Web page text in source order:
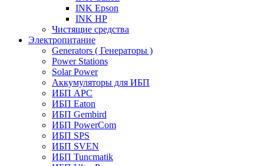
INK Epson
INK HP
Чистящие средства
Электропитание
Generators ( Генераторы )
Power Stations
Solar Power
Аккумуляторы для ИБП
ИБП APC
ИБП Eaton
ИБП Gembird
ИБП PowerCom
ИБП SPS
ИБП SVEN
ИБП Tuncmatik